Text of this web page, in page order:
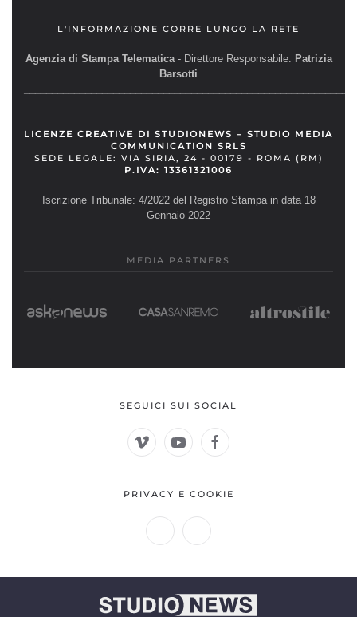
L'INFORMAZIONE CORRE LUNGO LA RETE
Agenzia di Stampa Telematica- Direttore Responsabile: Patrizia
Barsotti
LICENZE CREATIVE DI STUDIONEWS – STUDIO MEDIA
COMMUNICATION SRLS
SEDE LEGALE: VIA SIRIA, 24 - 00179 - ROMA (RM)
P.IVA: 13361321006
Iscrizione Tribunale: 4/2022 del Registro Stampa in data 18
Gennaio 2022
MEDIA PARTNERS
SEGUICI SUI SOCIAL
PRIVACY E COOKIE